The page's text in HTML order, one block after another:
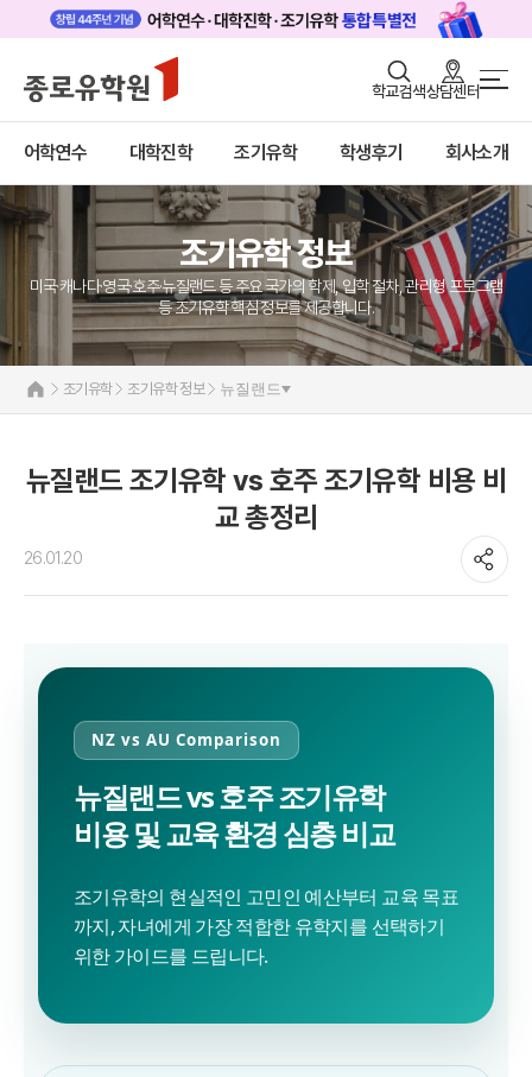
학교검색상담센터
어학연수 대학진학 조기유학 학생후기 회사소개
로그인 회원가입
어학연수
대학진학
조기/캠프
프로그램
학생후기
고객서비스
유학가이드
미국
캐나다
영국
호주
뉴질랜드
필리핀
교환학생
영어캠프
조기유학 정보
조기유학 정보
미국·캐나다·영국·호주·뉴질랜드 등 주요 국가의 학제, 입학 절차, 관리형 프로그램
등 조기유학 핵심 정보를 제공합니다.
조기유학 조기유학 정보 뉴질랜드
뉴질랜드 조기유학 vs 호주 조기유학 비용 비
교 총정리
26.01.20
NZ vs AU Comparison
뉴질랜드 vs 호주 조기유학
비용 및 교육 환경 심층 비교
조기유학의 현실적인 고민인 예산부터 교육 목표
까지, 자녀에게 가장 적합한 유학지를 선택하기
위한 가이드를 드립니다.